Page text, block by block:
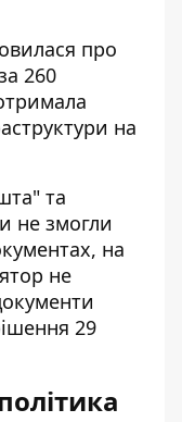
про
260
на
та
не змогли
на
не
29